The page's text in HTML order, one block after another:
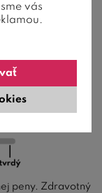
DIA
pena
peny. Zdravotný
vás